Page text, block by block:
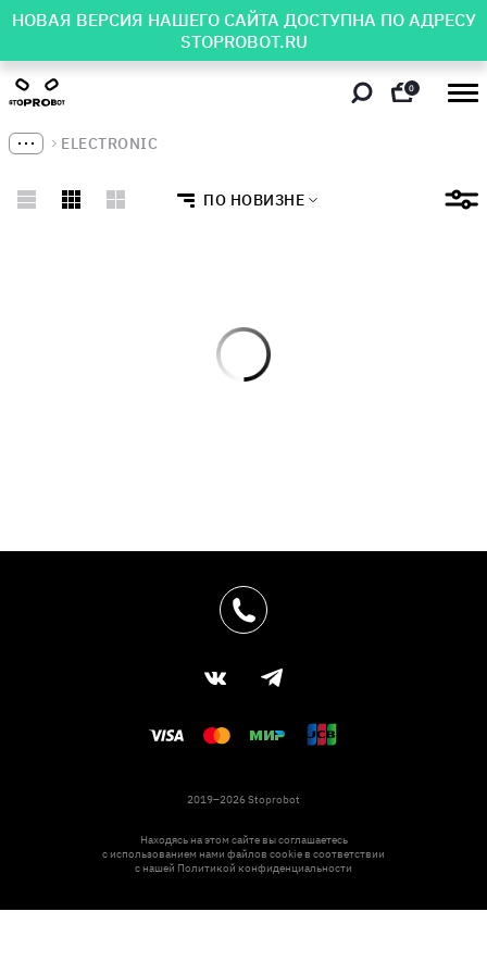
НОВАЯ ВЕРСИЯ НАШЕГО САЙТА ДОСТУПНА ПО АДРЕСУ
STOPROBOT.RU
0
ELECTRONIC
ПО НОВИЗНЕ
2019–2026 Stoprobot
Находясь на этом сайте вы соглашаетесь
с использованием нами файлов cookie в соответствии
с нашей Политикой конфиденциальности